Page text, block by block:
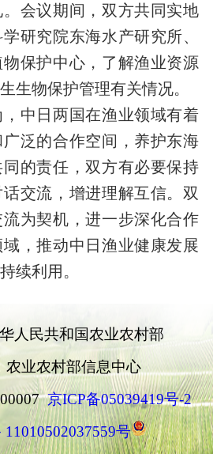
会议期间，双方共同实地
研究院东海水产研究所、
物保护中心，了解渔业资源
生物保护管理有关情况。
日两国在渔业领域有着
泛的合作空间，养护东海
的责任，双方有必要保持
交流，增进理解互信。双
为契机，进一步深化合作
，推动中日渔业健康发展
续利用。
人民共和国农业农村部
农业农村部信息中心
京ICP备05039419号-2
号